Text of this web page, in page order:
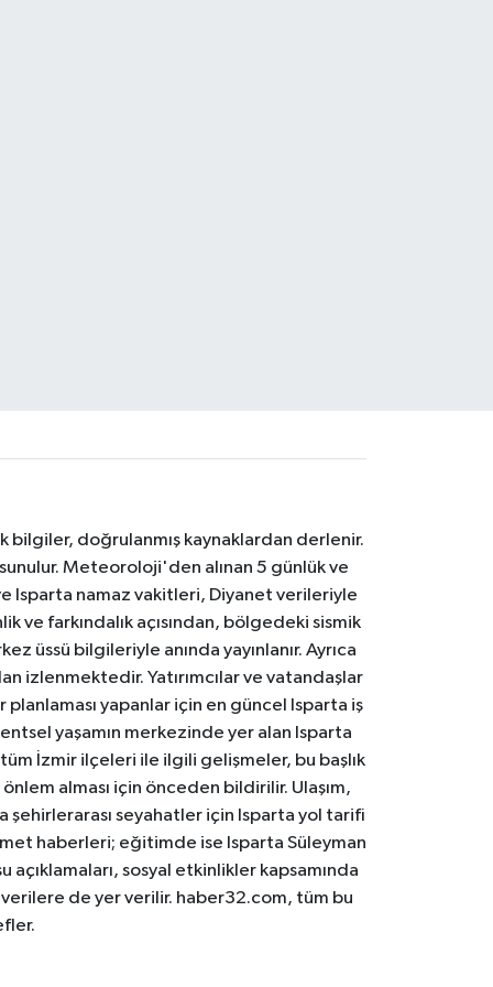
bilgiler, doğrulanmış kaynaklardan derlenir.
Meteoroloji'den alınan 5 günlük ve
Isparta namaz vakitleri, Diyanet verileriyle
ve farkındalık açısından, bölgedeki sismik
üssü bilgileriyle anında yayınlanır. Ayrıca
izlenmektedir. Yatırımcılar ve vatandaşlar
planlaması yapanlar için en güncel Isparta iş
yaşamın merkezinde yer alan Isparta
tüm İzmir ilçeleri ile ilgili gelişmeler, bu başlık
alması için önceden bildirilir. Ulaşım,
şehirlerarası seyahatler için Isparta yol tarifi
haberleri; eğitimde ise Isparta Süleyman
sosyal etkinlikler kapsamında
de yer verilir. haber32.com, tüm bu